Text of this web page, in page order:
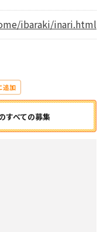
ibaraki/inari.html
すべての募集
追加